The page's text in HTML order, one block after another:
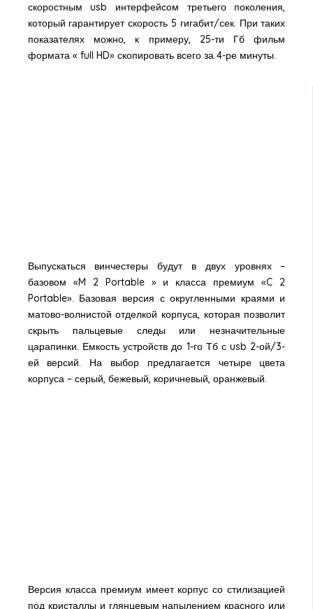
скоростным usb интерфейсом третьего поколения,
который гарантирует скорость 5 гигабит/сек. При таких
показателях можно, к примеру, 25-ти Гб фильм
формата « full HD» скопировать всего за 4-ре минуты.
Выпускаться винчестеры будут в двух уровнях –
базовом «M 2 Portable » и класса премиум «C 2
Portable». Базовая версия с округленными краями и
матово-волнистой отделкой корпуса, которая позволит
скрыть пальцевые следы или незначительные
царапинки. Емкость устройств до 1-го Тб с usb 2-ой/3-
ей версий. На выбор предлагается четыре цвета
корпуса – серый, бежевый, коричневый, оранжевый.
Версия класса премиум имеет корпус со стилизацией
под кристаллы и глянцевым напылением красного или